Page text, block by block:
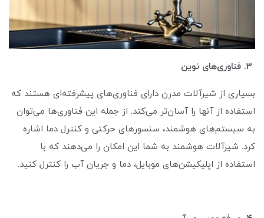
. فناوری‌های نوین
بسیاری از شیرآلات مدرن دارای فناوری‌های پیشرفته‌ای هستند که
استفاده از آنها را آسان‌تر می‌کند. از جمله این فناوری‌ها می‌توان
به سیستم‌های هوشمند، سنسورهای حرکتی و کنترل دما اشاره
کرد. شیرآلات هوشمند به شما این امکان را می‌دهند که با
استفاده از اپلیکیشن‌های موبایل، دما و جریان آب را کنترل کنید.